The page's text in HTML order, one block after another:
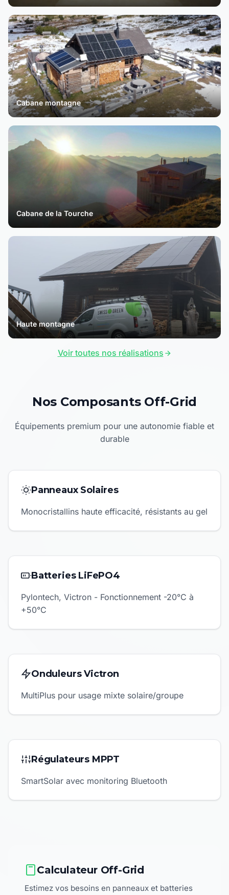
Cabane montagne
Cabane de la Tourche
Haute montagne
Voir toutes nos réalisations
Nos Composants Off-Grid
Équipements premium pour une autonomie fiable et
durable
Panneaux Solaires
Monocristallins haute efficacité, résistants au gel
Batteries LiFePO4
Pylontech, Victron - Fonctionnement -20°C à
+50°C
Onduleurs Victron
MultiPlus pour usage mixte solaire/groupe
Régulateurs MPPT
SmartSolar avec monitoring Bluetooth
Calculateur Off-Grid
Estimez vos besoins en panneaux et batteries